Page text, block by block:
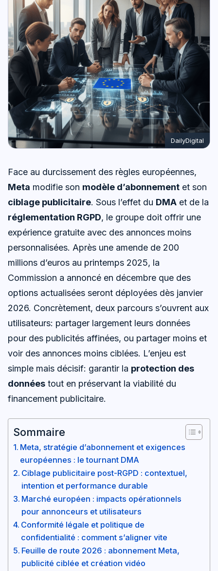
DailyDigital
Face au durcissement des règles européennes,
Meta modifie son modèle d’abonnement et son
ciblage publicitaire. Sous l’effet du DMA et de la
réglementation RGPD, le groupe doit offrir une
expérience gratuite avec des annonces moins
personnalisées. Après une amende de 200
millions d’euros au printemps 2025, la
Commission a annoncé en décembre que des
options actualisées seront déployées dès janvier
2026. Concrètement, deux parcours s’ouvrent aux
utilisateurs: partager largement leurs données
pour des publicités affinées, ou partager moins et
voir des annonces moins ciblées. L’enjeu est
simple mais décisif: garantir la protection des
données tout en préservant la viabilité du
financement publicitaire.
Sommaire
Meta, stratégie d’abonnement et exigences
européennes : le tournant DMA
Ciblage publicitaire post-RGPD : contextuel,
intention et performance durable
Marché européen : impacts opérationnels
pour annonceurs et utilisateurs
Conformité légale et politique de
confidentialité : comment s’aligner vite
Feuille de route 2026 : abonnement Meta,
publicité ciblée et création vidéo